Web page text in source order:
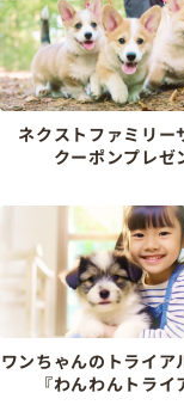
ネクストファミリー
クーポンプレゼ
ワンちゃんのトライア
『わんわんトライ